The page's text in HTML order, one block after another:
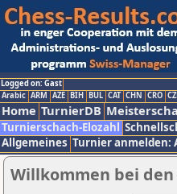
Logged on: Gast
Arabic ARM AZE BIH BUL CAT CHN CRO
Home TurnierDB
Turnierschach-Elozahl
Allgemeines Turnier anmelden:
Willkommen bei den